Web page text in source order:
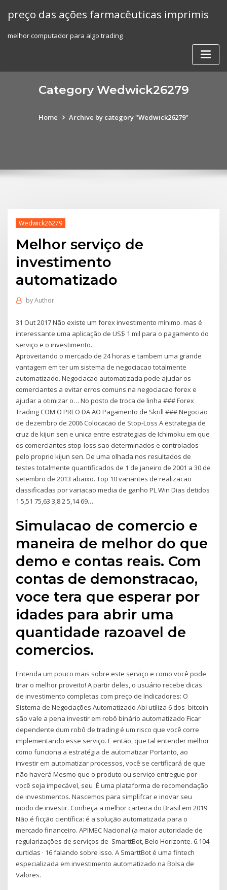
preço das ações farmacêuticas imprimis
melhor computador para algo trading
Category Wedwick26279
Home Archive by category "Wedwick26279"
Wedwick26279
Melhor serviço de
investimento
automatizado
byAuthor
31 Out 2017 Não existe um forex investimento mínimo. mas é
interessante uma aplicação de US$ 1 mil para o pagamento do
serviço e o investimento.
Aproveitando o mercado de 24 horas e tambem uma grande
vantagem em ter um sistema de negociacao totalmente
automatizado. Negociacao automatizada pode ajudar os
comerciantes a evitar erros comuns na negociacao forex e
ajudar a otimizar o… No posto de troca de linha ### Forex
Trading COM O PREO DA AO Pagamento de Skrill ### Negociao
de dezembro de 2006 Colocacao de Stop-Loss A estrategia de
cruz de kijun sen e unica entre estrategias de Ichimoku em que
os comerciantes stop-loss sao determinados e controlados
pelo proprio kijun sen. De uma olhada nos resultados de
testes totalmente quantificados de 1 de janeiro de 2001 a 30 de
setembro de 2013 abaixo. Top 10 variantes de realizacao
classificadas por variacao media de ganho PL Win Dias detidos
1 5,51 75,63 3,8 2 5,14 69…
Simulacao de comercio e
maneira de melhor do que
demo e contas reais. Com
contas de demonstracao,
voce tera que esperar por
idades para abrir uma
quantidade razoavel de
comercios.
Entenda um pouco mais sobre este serviço e como você pode
tirar o melhor proveito! A partir deles, o usuário recebe dicas
de investimento completas com preço de Indicadores: O
Sistema de Negociações Automatizado Abi utiliza 6 dos bitcoin
são vale a pena investir em robô binário automatizado Ficar
dependente dum robô de trading é um risco que você corre
implementando esse serviço. E então, que tal entender melhor
como funciona a estratégia de automatizar Portanto, ao
investir em automatizar processos, você se certificará de que
não haverá Mesmo que o produto ou serviço entregue por
você seja impecável, seu É uma plataforma de recomendação
de investimentos. Nascemos para simplifcar e inovar seu
modo de investir. Conheça a melhor carteira do Brasil em 2019.
Não é ficção científica: é a solução automatizada para o
mercado financeiro. APIMEC Nacional (a maior autoridade de
regularizações de serviços de SmarttBot, Belo Horizonte. 6.104
curtidas · 16 falando sobre isso. A SmarttBot é uma fintech
especializada em investimento automatizado na Bolsa de
Valores.